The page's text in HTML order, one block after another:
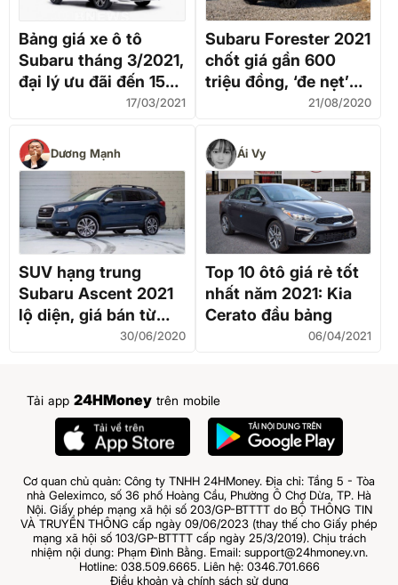
Bảng giá xe ô tô
Subaru tháng 3/2021,
đại lý ưu đãi đến 159
17/03/2021
Subaru Forester 2021
chốt giá gần 600
triệu đồng, ‘đe nẹt’
Honda CR-V, Mazda
21/08/2020
Dương Mạnh
SUV hạng trung
Subaru Ascent 2021
lộ diện, giá bán từ
773 triệu đồng30/06/2020
Ái Vy
Top 10 ôtô giá rẻ tốt
nhất năm 2021: Kia
Cerato đầu bảng
06/04/2021
Tải app 24HMoney trên mobile
Cơ quan chủ quản: Công ty TNHH 24HMoney. Địa chỉ: Tầng 5 - Tòa
nhà Geleximco, số 36 phố Hoàng Cầu, Phường Ô Chợ Dừa, TP. Hà
Nội. Giấy phép mạng xã hội số 203/GP-BTTTT do BỘ THÔNG TIN
VÀ TRUYỀN THÔNG cấp ngày 09/06/2023 (thay thế cho Giấy phép
mạng xã hội số 103/GP-BTTTT cấp ngày 25/3/2019). Chịu trách
nhiệm nội dung: Phạm Đình Bằng. Email: support@24hmoney.vn.
Hotline: 038.509.6665. Liên hệ: 0346.701.666
Điều khoản và chính sách sử dụng